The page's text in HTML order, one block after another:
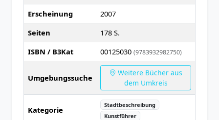
Erscheinung
2007
Seiten
178 S.
ISBN / B3Kat
00125030 (9783932982750)
Umgebungssuche
Weitere Bücher aus
dem Umkreis
Kategorie
Stadtbeschreibung
Kunstführer